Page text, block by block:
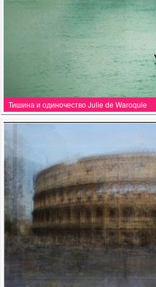
Тишина и одиночество Julie de Waroquie